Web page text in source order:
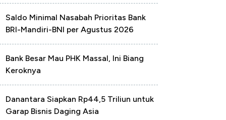
Saldo Minimal Nasabah Prioritas Bank
BRI-Mandiri-BNI per Agustus 2026
Bank Besar Mau PHK Massal, Ini Biang
Keroknya
Danantara Siapkan Rp44,5 Triliun untuk
Garap Bisnis Daging Asia